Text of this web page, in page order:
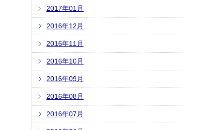
2017年01月
2016年12月
2016年11月
2016年10月
2016年09月
2016年08月
2016年07月